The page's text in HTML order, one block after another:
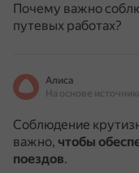
Почему важно
путевых работах?
Алиса
Соблюдение
важно, чтобы
поездов.